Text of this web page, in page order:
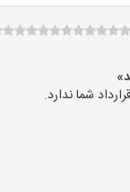
شما ندارد.